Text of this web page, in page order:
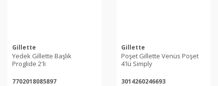
Gillette
Yedek Gillette Başlık
Proglide 2'li
7702018085897
Gillette
Poşet Gillette Venüs Poşet
4'lü Simply
3014260246693